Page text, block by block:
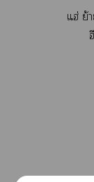
แฮ่ ย้